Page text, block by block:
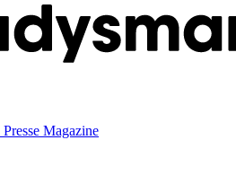
Presse Magazine